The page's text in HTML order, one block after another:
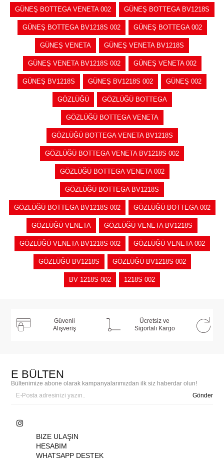
GÜNEŞ BOTTEGA VENETA 002 GÜNEŞ BOTTEGA BV1218S
GÜNEŞ BOTTEGA BV1218S 002 GÜNEŞ BOTTEGA 002
GÜNEŞ VENETA GÜNEŞ VENETA BV1218S
GÜNEŞ VENETA BV1218S 002 GÜNEŞ VENETA 002
GÜNEŞ BV1218S GÜNEŞ BV1218S 002 GÜNEŞ 002
GÖZLÜĞÜ GÖZLÜĞÜ BOTTEGA
GÖZLÜĞÜ BOTTEGA VENETA
GÖZLÜĞÜ BOTTEGA VENETA BV1218S
GÖZLÜĞÜ BOTTEGA VENETA BV1218S 002
GÖZLÜĞÜ BOTTEGA VENETA 002
GÖZLÜĞÜ BOTTEGA BV1218S
GÖZLÜĞÜ BOTTEGA BV1218S 002 GÖZLÜĞÜ BOTTEGA 002
GÖZLÜĞÜ VENETA GÖZLÜĞÜ VENETA BV1218S
GÖZLÜĞÜ VENETA BV1218S 002 GÖZLÜĞÜ VENETA 002
GÖZLÜĞÜ BV1218S GÖZLÜĞÜ BV1218S 002
BV 1218S 002 1218S 002
Güvenli
Alışveriş
Ücretsiz ve
Sigortalı Kargo
E BÜLTEN
Bültenimize abone olarak kampanyalarımızdan ilk siz haberdar olun!
Gönder
BIZE ULAŞIN
HESABIM
WHATSAPP DESTEK